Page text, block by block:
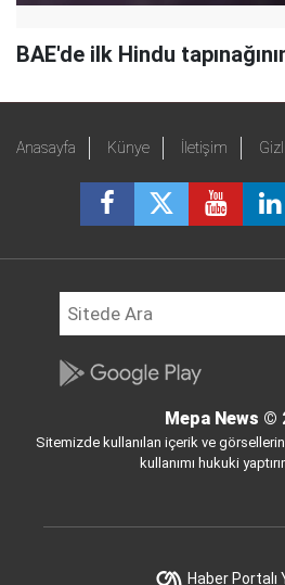
BAE'de ilk Hindu
Anasayfa Künye İletişim
Mepa News ©
Sitemizde kullanılan içerik ve görsellerin
kullanımı hukuki
Haber Portalı